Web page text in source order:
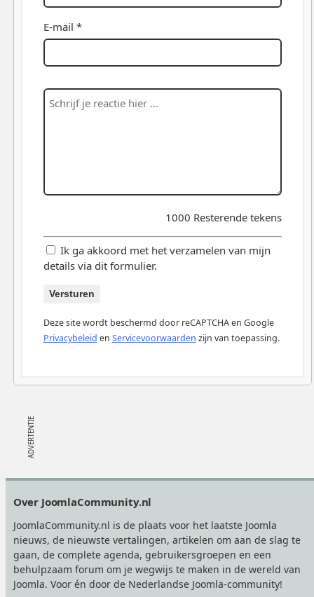
E-mail *
1000 Resterende tekens
Ik ga akkoord met het verzamelen van mijn
details via dit formulier.
Versturen
Deze site wordt beschermd door reCAPTCHA en Google
Privacybeleid en Servicevoorwaarden zijn van toepassing.
Over JoomlaCommunity.nl
JoomlaCommunity.nl is de plaats voor het laatste Joomla
nieuws, de nieuwste vertalingen, artikelen om aan de slag te
gaan, de complete agenda, gebruikersgroepen en een
behulpzaam forum om je wegwijs te maken in de wereld van
Joomla. Voor én door de Nederlandse Joomla-community!